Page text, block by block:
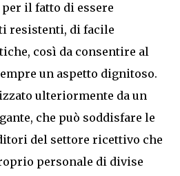
il fatto di essere
resistenti, di facile
così da consentire al
un aspetto dignitoso.
ulteriormente da un
che può soddisfare le
del settore ricettivo che
personale di divise